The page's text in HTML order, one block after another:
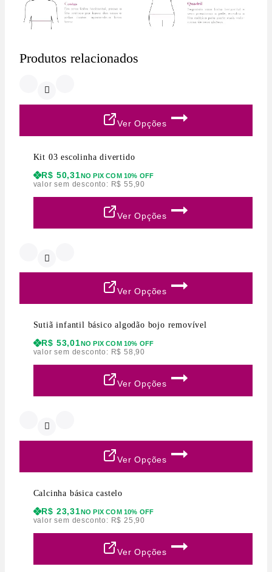
Produtos relacionados
Ver Opções
Kit 03 escolinha divertido
R$ 50,31NO PIX COM 10% OFF
valor sem desconto: R$ 55,90
Ver Opções
Ver Opções
Sutiã infantil básico algodão bojo removível
R$ 53,01 NO PIX COM 10% OFF
valor sem desconto: R$ 58,90
Ver Opções
Ver Opções
Calcinha básica castelo
R$ 23,31NO PIX COM 10% OFF
valor sem desconto: R$ 25,90
Ver Opções